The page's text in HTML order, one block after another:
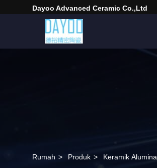
Dayoo Advanced Ceramic Co.,Ltd
Rumah > Produk > Keramik Alumina